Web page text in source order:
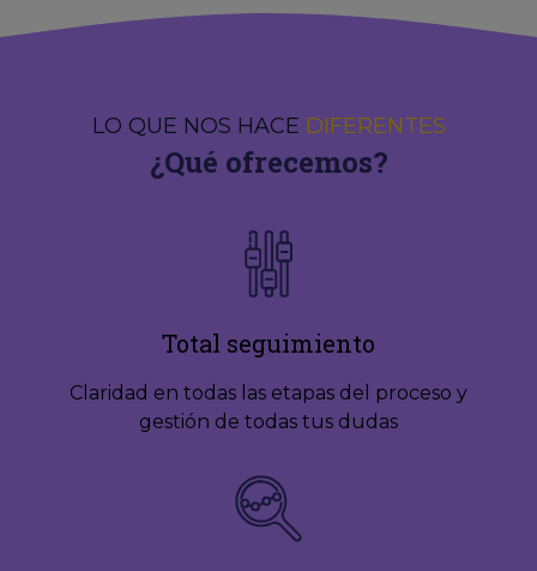
LO QUE NOS HACE DIFERENTES
¿Qué ofrecemos?
Total seguimiento
Claridad en todas las etapas del proceso y
gestión de todas tus dudas